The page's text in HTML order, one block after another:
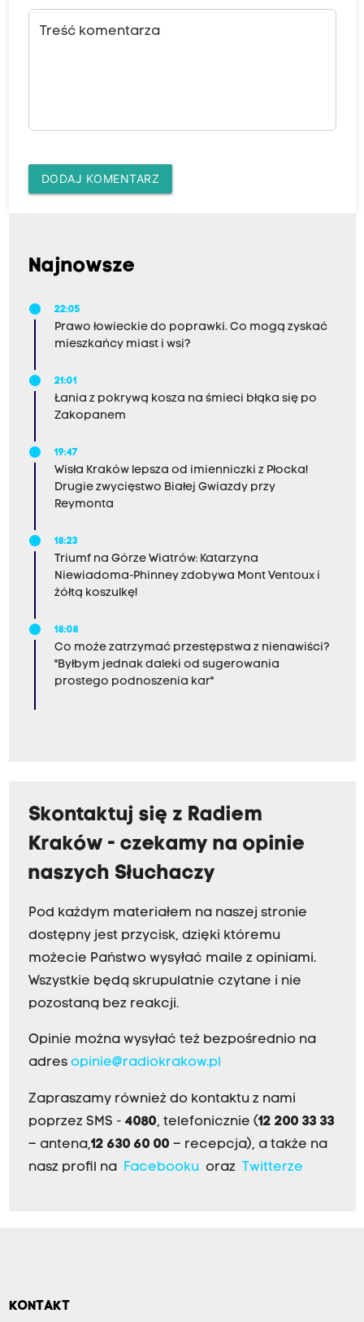
Treść komentarza
DODAJ KOMENTARZ
Najnowsze
22:05
Prawo łowieckie do poprawki. Co mogą zyskać
mieszkańcy miast i wsi?
21:01
Łania z pokrywą kosza na śmieci błąka się po
Zakopanem
19:47
Wisła Kraków lepsza od imienniczki z Płocka!
Drugie zwycięstwo Białej Gwiazdy przy
Reymonta
18:23
Triumf na Górze Wiatrów: Katarzyna
Niewiadoma-Phinney zdobywa Mont Ventoux i
żółtą koszulkę!
18:08
Co może zatrzymać przestępstwa z nienawiści?
"Byłbym jednak daleki od sugerowania
prostego podnoszenia kar"
Skontaktuj się z Radiem
Kraków - czekamy na opinie
naszych Słuchaczy
Pod każdym materiałem na naszej stronie
dostępny jest przycisk, dzięki któremu
możecie Państwo wysyłać maile z opiniami.
Wszystkie będą skrupulatnie czytane i nie
pozostaną bez reakcji.
Opinie można wysyłać też bezpośrednio na
adres opinie@radiokrakow.pl
Zapraszamy również do kontaktu z nami
poprzez SMS - 4080, telefonicznie (12 200 33 33
– antena,12 630 60 00 – recepcja), a także na
nasz profil na
Facebookuoraz Twitterze
KONTAKT